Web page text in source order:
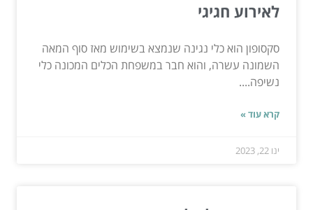
לאירוע חגיגי
סקסופון הוא כלי נגינה שנמצא בשימוש מאז סוף המאה
השמונה עשרה, והוא חבר במשפחת הכלים המכונה כלי
נשיפה....
קרא עוד »
ינו 22, 2023